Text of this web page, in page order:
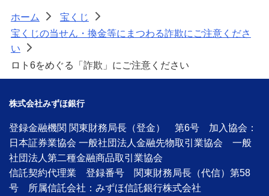
ホーム > 宝くじ
>
宝くじの当せん・換金等にまつわる詐欺にご注意くださ
い
>
ロト6をめぐる「詐欺」にご注意ください
株式会社みずほ銀行
登録金融機関 関東財務局長（登金） 第6号 加入協会：
日本証券業協会 一般社団法人金融先物取引業協会 一般
社団法人第二種金融商品取引業協会
信託契約代理業 登録番号 関東財務局長（代信）第58
号 所属信託会社：みずほ信託銀行株式会社